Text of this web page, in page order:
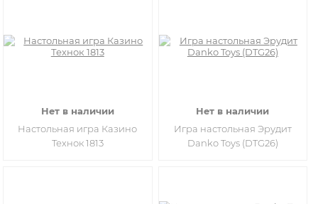
Нет в наличии
Настольная игра Казино
Технок 1813
Нет в наличии
Игра настольная Эрудит
Danko Toys (DTG26)